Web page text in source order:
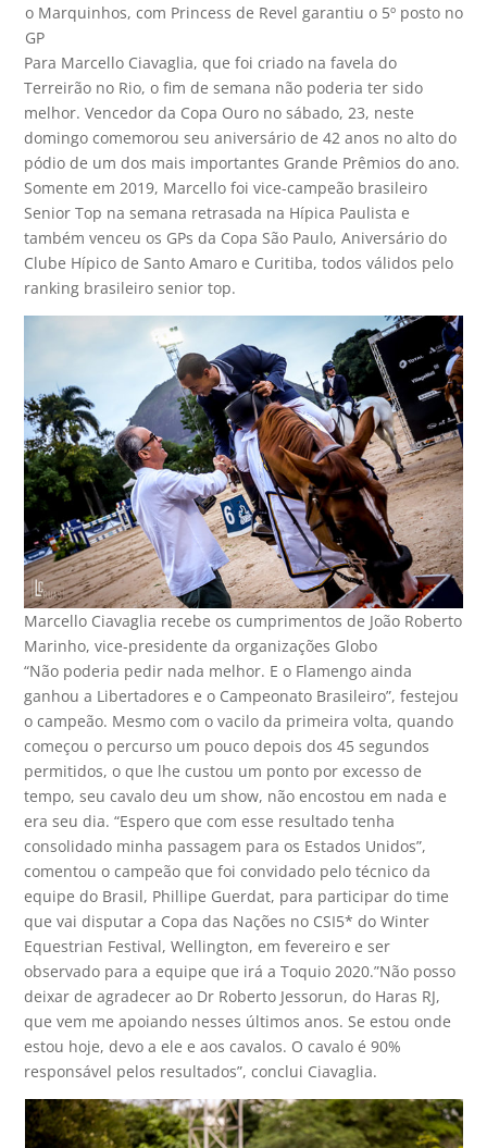
o Marquinhos, com Princess de Revel garantiu o 5º posto no
GP
Para Marcello Ciavaglia, que foi criado na favela do
Terreirão no Rio, o fim de semana não poderia ter sido
melhor. Vencedor da Copa Ouro no sábado, 23, neste
domingo comemorou seu aniversário de 42 anos no alto do
pódio de um dos mais importantes Grande Prêmios do ano.
Somente em 2019, Marcello foi vice-campeão brasileiro
Senior Top na semana retrasada na Hípica Paulista e
também venceu os GPs da Copa São Paulo, Aniversário do
Clube Hípico de Santo Amaro e Curitiba, todos válidos pelo
ranking brasileiro senior top.
Marcello Ciavaglia recebe os cumprimentos de João Roberto
Marinho, vice-presidente da organizações Globo
“Não poderia pedir nada melhor. E o Flamengo ainda
ganhou a Libertadores e o Campeonato Brasileiro”, festejou
o campeão. Mesmo com o vacilo da primeira volta, quando
começou o percurso um pouco depois dos 45 segundos
permitidos, o que lhe custou um ponto por excesso de
tempo, seu cavalo deu um show, não encostou em nada e
era seu dia. “Espero que com esse resultado tenha
consolidado minha passagem para os Estados Unidos”,
comentou o campeão que foi convidado pelo técnico da
equipe do Brasil, Phillipe Guerdat, para participar do time
que vai disputar a Copa das Nações no CSI5* do Winter
Equestrian Festival, Wellington, em fevereiro e ser
observado para a equipe que irá a Toquio 2020.”Não posso
deixar de agradecer ao Dr Roberto Jessorun, do Haras RJ,
que vem me apoiando nesses últimos anos. Se estou onde
estou hoje, devo a ele e aos cavalos. O cavalo é 90%
responsável pelos resultados”, conclui Ciavaglia.